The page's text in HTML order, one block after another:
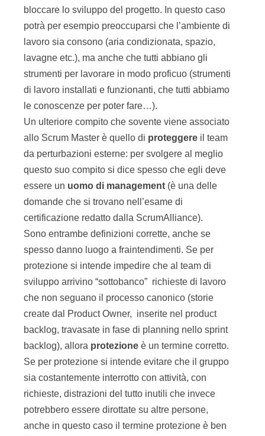
bloccare lo sviluppo del progetto. In questo caso
potrà per esempio preoccuparsi che l’ambiente di
lavoro sia consono (aria condizionata, spazio,
lavagne etc.), ma anche che tutti abbiano gli
strumenti per lavorare in modo proficuo (strumenti
di lavoro installati e funzionanti, che tutti abbiamo
le conoscenze per poter fare…).
Un ulteriore compito che sovente viene associato
allo Scrum Master è quello di proteggere il team
da perturbazioni esterne: per svolgere al meglio
questo suo compito si dice spesso che egli deve
essere un uomo di management (è una delle
domande che si trovano nell’esame di
certificazione redatto dalla ScrumAlliance).
Sono entrambe definizioni corrette, anche se
spesso danno luogo a fraintendimenti. Se per
protezione si intende impedire che al team di
sviluppo arrivino “sottobanco” richieste di lavoro
che non seguano il processo canonico (storie
create dal Product Owner, inserite nel product
backlog, travasate in fase di planning nello sprint
backlog), allora protezione è un termine corretto.
Se per protezione si intende evitare che il gruppo
sia costantemente interrotto con attività, con
richieste, distrazioni del tutto inutili che invece
potrebbero essere dirottate su altre persone,
anche in questo caso il termine protezione è ben